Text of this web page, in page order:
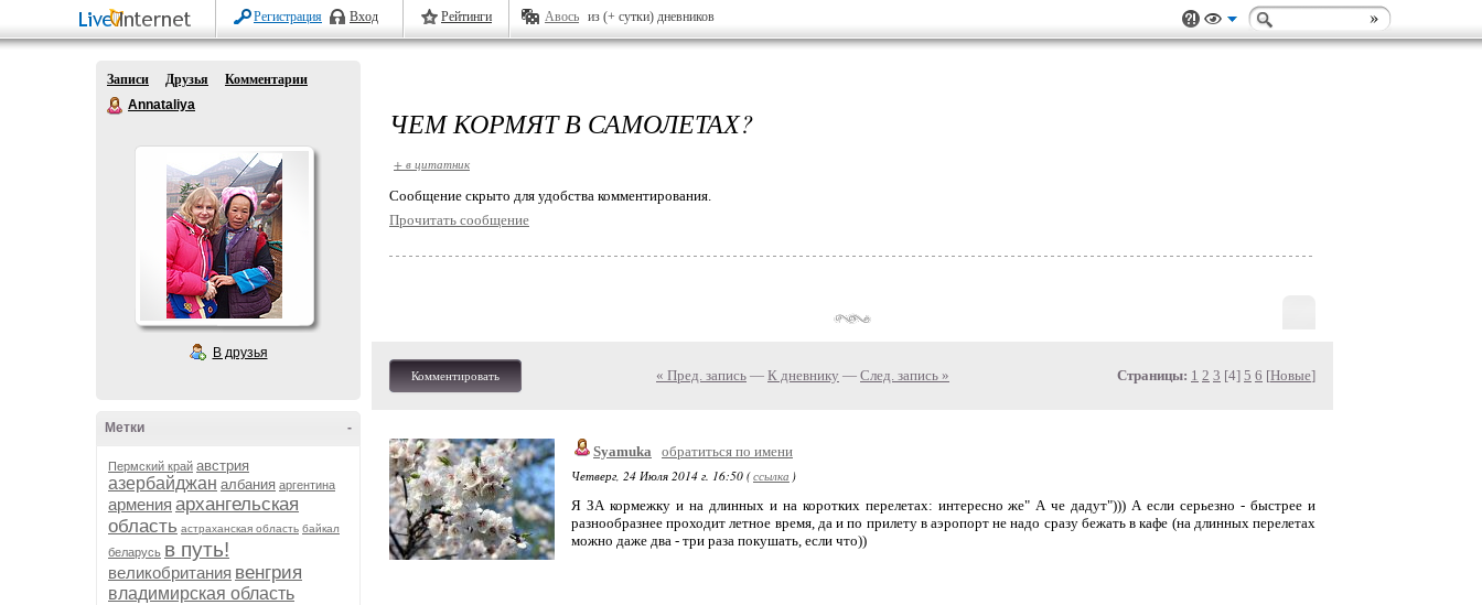
Регистрация Вход Рейтинги Авось из (+ сутки) дневников
Записи Друзья
Комментарии
Annataliya
В друзья
-
Метки
Пермский край австрия
азербайджан албания аргентина
армения архангельская
область астраханская область байкал
беларусь в путь!
великобритания венгрия
владимирская область
ЧЕМ КОРМЯТ В САМОЛЕТАХ?
+ в цитатник
Cообщение скрыто для удобства комментирования.
Прочитать сообщение
Комментировать « Пред. запись — К дневнику — След. запись » Страницы: 1 2 3 [4] 5 6 [Новые]
Syamuka
обратиться по имени
Четверг, 24 Июля 2014 г. 16:50 (ссылка )
Я ЗА кормежку и на длинных и на коротких перелетах: интересно же" А че дадут"))) А если серьезно - быстрее и
разнообразнее проходит летное время, да и по прилету в аэропорт не надо сразу бежать в кафе (на длинных перелетах
можно даже два - три раза покушать, если что))